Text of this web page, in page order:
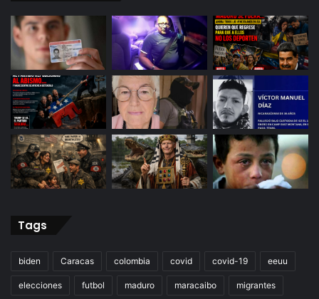
Tags
biden Caracas colombia covid covid-19 eeuu
elecciones futbol maduro maracaibo migrantes